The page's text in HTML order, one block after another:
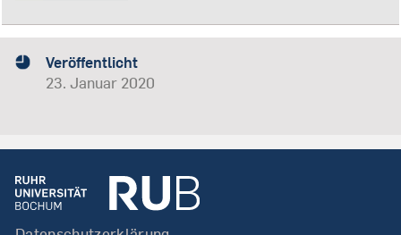
Veröffentlicht
23. Januar 2020